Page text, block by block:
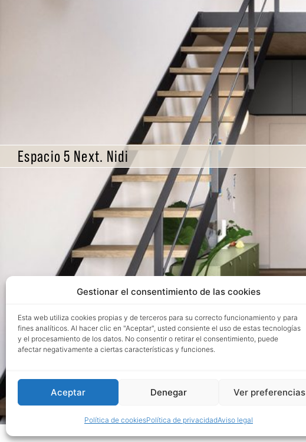
Gestionar el consentimiento de las cookies
Esta web utiliza cookies propias y de terceros para su correcto funcionamiento y para
fines analíticos. Al hacer clic en "Aceptar", usted consiente el uso de estas tecnologías
y el procesamiento de los datos. No consentir o retirar el consentimiento, puede
afectar negativamente a ciertas características y funciones.
Aceptar Denegar Ver preferencias
Política de cookiesPolítica de privacidadAviso legal
Espacio 5 Next. Nidi